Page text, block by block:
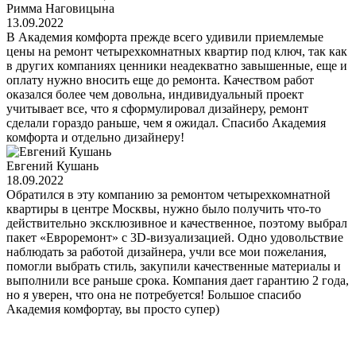
Римма Наговицына
13.09.2022
В Академия комфорта прежде всего удивили приемлемые
цены на ремонт четырехкомнатных квартир под ключ, так как
в других компаниях ценники неадекватно завышенные, еще и
оплату нужно вносить еще до ремонта. Качеством работ
оказался более чем довольна, индивидуальный проект
учитывает все, что я сформулировал дизайнеру, ремонт
сделали гораздо раньше, чем я ожидал. Спасибо Академия
комфорта и отдельно дизайнеру!
Евгений Кушань
18.09.2022
Обратился в эту компанию за ремонтом четырехкомнатной
квартиры в центре Москвы, нужно было получить что-то
действительно эксклюзивное и качественное, поэтому выбрал
пакет «Евроремонт» с 3D-визуализацией. Одно удовольствие
наблюдать за работой дизайнера, учли все мои пожелания,
помогли выбрать стиль, закупили качественные материалы и
выполнили все раньше срока. Компания дает гарантию 2 года,
но я уверен, что она не потребуется! Большое спасибо
Академия комфортау, вы просто супер)